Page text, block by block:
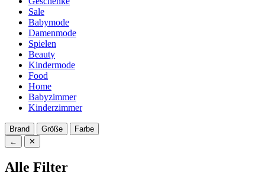
Sale
Babymode
Damenmode
Spielen
Beauty
Kindermode
Food
Home
Babyzimmer
Kinderzimmer
Brand Größe
Farbe
←
✕
Alle Filter